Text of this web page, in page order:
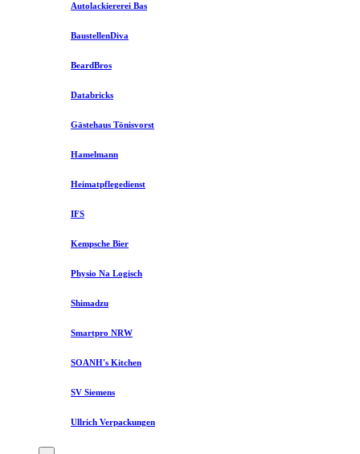
Autolackiererei Bas
BaustellenDiva
BeardBros
Databricks
Gästehaus Tönisvorst
Hamelmann
Heimatpflegedienst
IFS
Kempsche Bier
Physio Na Logisch
Shimadzu
Smartpro NRW
SOANH's Kitchen
SV Siemens
Ullrich Verpackungen